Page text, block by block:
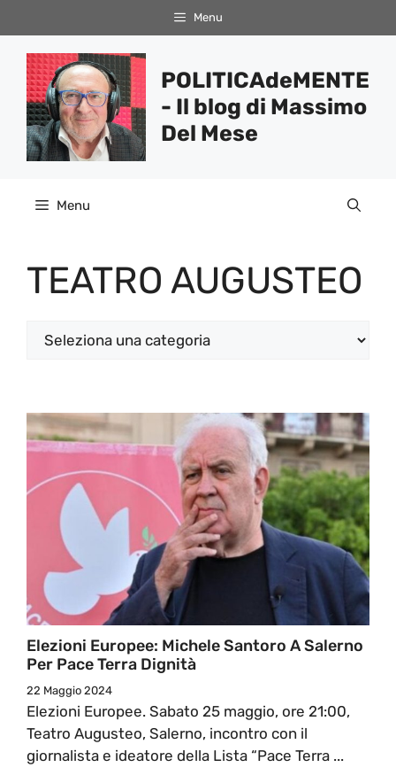
al
contenuto
Menu
POLITICAdeMENTE
- Il blog di Massimo
Del Mese
Menu
TEATRO AUGUSTEO
Categorie
Elezioni Europee: Michele Santoro A Salerno
Per Pace Terra Dignità
22 Maggio 2024
Elezioni Europee. Sabato 25 maggio, ore 21:00,
Teatro Augusteo, Salerno, incontro con il
giornalista e ideatore della Lista “Pace Terra ...